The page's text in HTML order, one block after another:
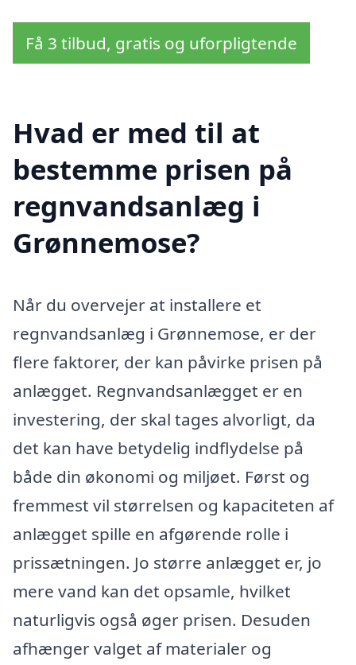
Få 3 tilbud, gratis og uforpligtende
Hvad er med til at
bestemme prisen på
regnvandsanlæg i
Grønnemose?
Når du overvejer at installere et
regnvandsanlæg i Grønnemose, er der
flere faktorer, der kan påvirke prisen på
anlægget. Regnvandsanlægget er en
investering, der skal tages alvorligt, da
det kan have betydelig indflydelse på
både din økonomi og miljøet. Først og
fremmest vil størrelsen og kapaciteten af
anlægget spille en afgørende rolle i
prissætningen. Jo større anlægget er, jo
mere vand kan det opsamle, hvilket
naturligvis også øger prisen. Desuden
afhænger valget af materialer og